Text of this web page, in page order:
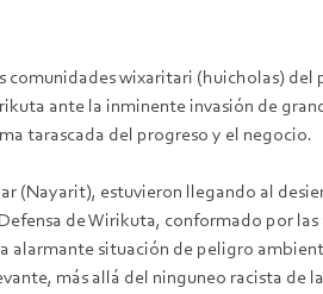
wixaritari (huicholas)
ante la inminente invasión de
tarascada del progreso y el negocio.
(Nayarit), estuvieron llegando al
de Wirikuta, conformado por
alarmante situación de peligro
más allá del ninguneo racista de